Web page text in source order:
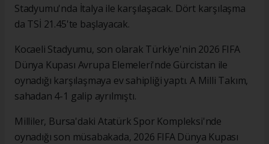
Stadyumu'nda İtalya ile karşılaşacak. Dört karşılaşma
da TSİ 21.45'te başlayacak.
Kocaeli Stadyumu, son olarak Türkiye'nin 2026 FIFA
Dünya Kupası Avrupa Elemeleri'nde Gürcistan ile
oynadığı karşılaşmaya ev sahipliği yaptı. A Milli Takım,
sahadan 4-1 galip ayrılmıştı.
Milliler, Bursa'daki Atatürk Spor Kompleksi'nde
oynadığı son müsabakada, 2026 FIFA Dünya Kupası